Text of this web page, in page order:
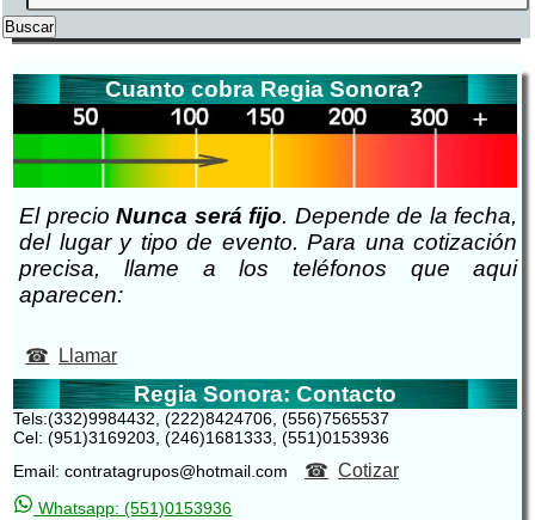
Cuanto cobra Regia Sonora?
El precioNunca será fijo. Depende de la fecha,
del lugar y tipo de evento. Para una cotización
precisa, llame a los teléfonos que aqui
aparecen:
Llamar
Regia Sonora: Contacto
Tels:(332)9984432, (222)8424706, (556)7565537
Cel: (951)3169203, (246)1681333, (551)0153936
Email: contratagrupos@hotmail.com
Cotizar
Whatsapp: (551)0153936